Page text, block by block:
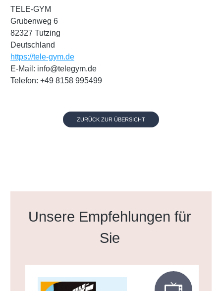
TELE-GYM
Grubenweg 6
82327 Tutzing
Deutschland
https://tele-gym.de
E-Mail: info@telegym.de
Telefon: +49 8158 995499
ZURÜCK ZUR ÜBERSICHT
Produktgalerie überspringen
Unsere Empfehlungen für
Sie